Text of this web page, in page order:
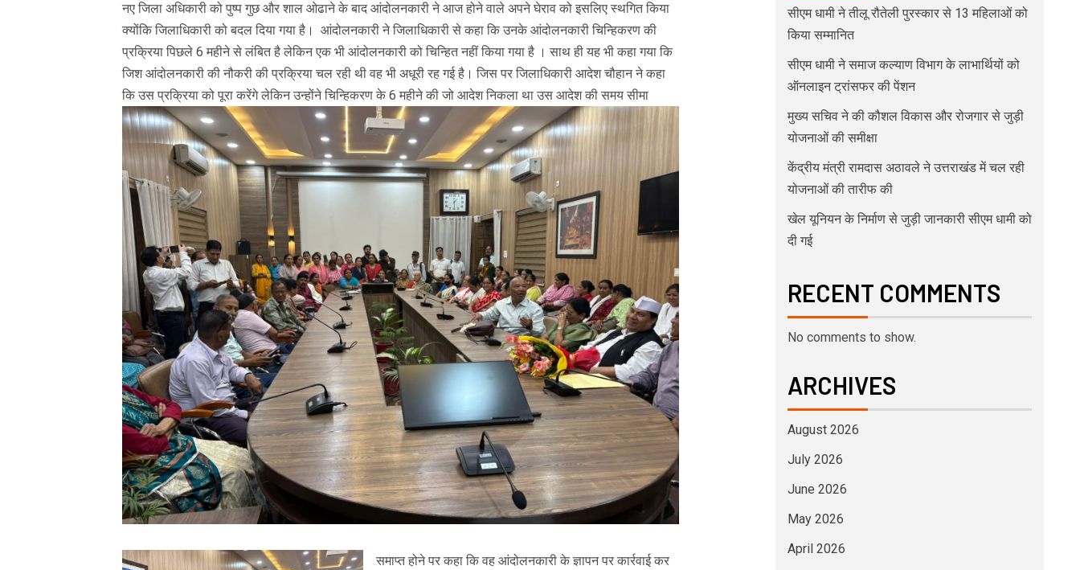
नए जिला अधिकारी को पुष्प गुछ और शाल ओढाने के बाद आंदोलनकारी ने आज होने वाले अपने घेराव को इसलिए स्थगित किया
क्योंकि जिलाधिकारी को बदल दिया गया है। आंदोलनकारी ने जिलाधिकारी से कहा कि उनके आंदोलनकारी चिन्हिकरण की
प्रक्रिया पिछले 6 महीने से लंबित है लेकिन एक भी आंदोलनकारी को चिन्हित नहीं किया गया है । साथ ही यह भी कहा गया कि
जिश आंदोलनकारी की नौकरी की प्रक्रिया चल रही थी वह भी अधूरी रह गई है। जिस पर जिलाधिकारी आदेश चौहान ने कहा
कि उस प्रक्रिया को पूरा करेंगे लेकिन उन्होंने चिन्हिकरण के 6 महीने की जो आदेश निकला था उस आदेश की समय सीमा
समाप्त होने पर कहा कि वह आंदोलनकारी के ज्ञापन पर कार्रवाई कर
सीएम धामी ने तीलू रौतेली पुरस्कार से 13 महिलाओं को
किया सम्मानित
सीएम धामी ने समाज कल्याण विभाग के लाभार्थियों को
ऑनलाइन ट्रांसफर की पेंशन
मुख्य सचिव ने की कौशल विकास और रोजगार से जुड़ी
योजनाओं की समीक्षा
केंद्रीय मंत्री रामदास अठावले ने उत्तराखंड में चल रही
योजनाओं की तारीफ की
खेल यूनियन के निर्माण से जुड़ी जानकारी सीएम धामी को
दी गई
RECENT COMMENTS
No comments to show.
ARCHIVES
August 2026
July 2026
June 2026
May 2026
April 2026